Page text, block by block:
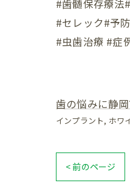
#歯髄保存療法
#セレック#予
#虫歯治療 #症
歯の悩みに静
インプラント ホワ
< 前のページ